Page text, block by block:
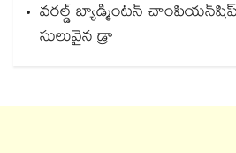
వరల్డ్ బ్యాడ్మింటన్
సులువైన డ్రా